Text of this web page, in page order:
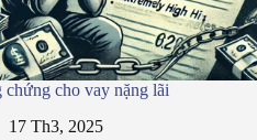
chứng cho vay nặng lãi
17 Th3, 2025